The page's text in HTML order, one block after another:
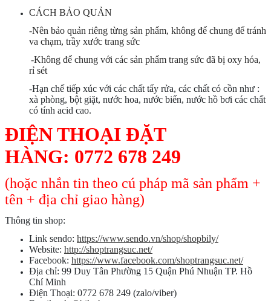
CÁCH BẢO QUẢN
-Nên bảo quản riêng từng sản phẩm, không để chung để tránh
va chạm, trầy xước trang sức
-Không để chung với các sản phẩm trang sức đã bị oxy hóa,
rỉ sét
-Hạn chế tiếp xúc với các chất tẩy rửa, các chất có cồn như :
xà phòng, bột giặt, nước hoa, nước biển, nước hồ bơi các chất
có tính acid cao.
ĐIỆN THOẠI ĐẶT
HÀNG: 0772 678 249
(hoặc nhắn tin theo cú pháp mã sản phẩm +
tên + địa chỉ giao hàng)
Thông tin shop:
Link sendo: https://www.sendo.vn/shop/shopbily/
Website: http://shoptrangsuc.net/
Facebook: https://www.facebook.com/shoptrangsuc.net/
Địa chỉ: 99 Duy Tân Phường 15 Quận Phú Nhuận TP. Hồ
Chí Minh
Điện Thoại: 0772 678 249 (zalo/viber)